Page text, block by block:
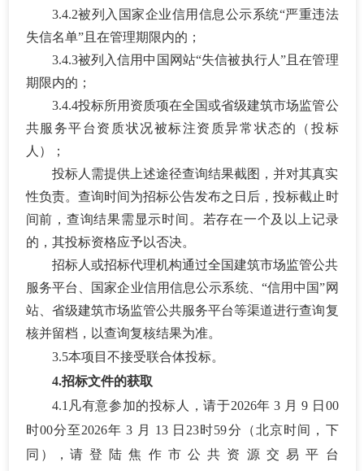
3.4.2被列入 国家企业信用信息公示系统“严重违法
失信名单”且在管理期限内的；
3.4.3被列入信用中国网站“失信被执行人 ”且在管理
期限内的；
3.4.4投标所用资质项在全国或省级建筑市场监管公
共服务平台资质状况被标注资质异常状态的（投标
人）；
投标人需提供上述途径查询结果截图，并对其真实
性负责。查询时间为招标公告发布之日后，投标截止时
间前，查询结果需显示时间。若存在一个及以上记录
的，其投标资格应予以否决。
招标人或招标代理机构通过全国建筑市场监管公共
服务平台、国家企业信用信息公示系统、 “信用中国”网
站、省级建筑市场监管公共服务平台等渠道进行查询复
核并留档，以查询复核结果为准。
3.5本项目不接受联合体投标。
4.招标文件的获取
4.1凡有意参加的投标人，请于2026年 3 月 9 日 00
时00分至2026年 3 月 13 日 23时59分（北京时间，下
同），请 登 陆 焦 作 市 公 共 资 源 交 易 平 台